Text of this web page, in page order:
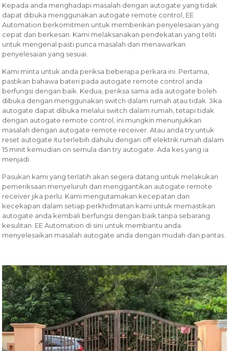
Kepada anda menghadapi masalah dengan autogate yang tidak
dapat dibuka menggunakan autogate remote control, EE
Automation berkomitmen untuk memberikan penyelesaian yang
cepat dan berkesan. Kami melaksanakan pendekatan yang teliti
untuk mengenal pasti punca masalah dan menawarkan
penyelesaian yang sesuai.
Kami minta untuk anda periksa beberapa perkara ini. Pertama,
pastikan bahawa bateri pada autogate remote control anda
berfungsi dengan baik. Kedua, periksa sama ada autogate boleh
dibuka dengan menggunakan switch dalam rumah atau tidak. Jika
autogate dapat dibuka melalui switch dalam rumah, tetapi tidak
dengan autogate remote control, ini mungkin menunjukkan
masalah dengan autogate remote receiver. Atau anda try untuk
reset autogate itu terlebih dahulu dengan off elektrik rumah dalam
15 minit kemudian on semula dan try autogate. Ada kes yang ia
menjadi.
Pasukan kami yang terlatih akan segera datang untuk melakukan
pemeriksaan menyeluruh dan menggantikan autogate remote
receiver jika perlu. Kami mengutamakan kecepatan dan
kecekapan dalam setiap perkhidmatan kami untuk memastikan
autogate anda kembali berfungsi dengan baik tanpa sebarang
kesulitan. EE Automation di sini untuk membantu anda
menyelesaikan masalah autogate anda dengan mudah dan pantas.